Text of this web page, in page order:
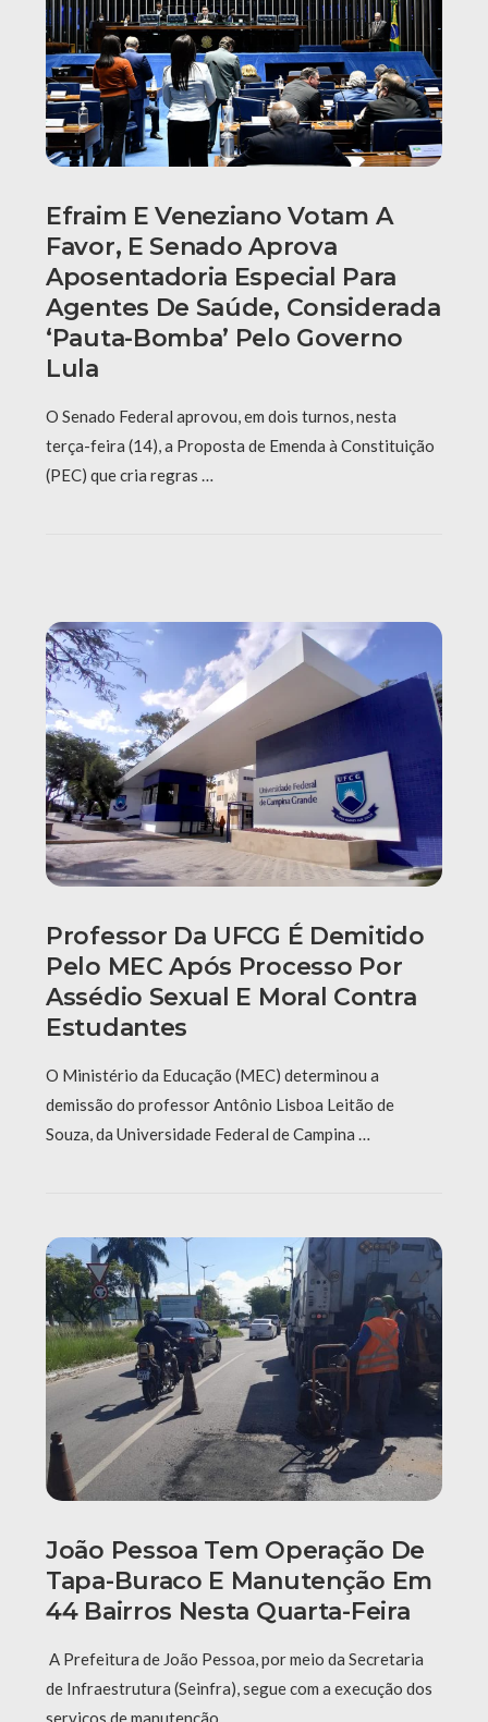
Efraim E Veneziano Votam A
Favor, E Senado Aprova
Aposentadoria Especial Para
Agentes De Saúde, Considerada
‘pauta-Bomba’ Pelo Governo
Lula
O Senado Federal aprovou, em dois turnos, nesta
terça-feira (14), a Proposta de Emenda à Constituição
(PEC) que cria regras …
Professor Da UFCG É Demitido
Pelo MEC Após Processo Por
Assédio Sexual E Moral Contra
Estudantes
O Ministério da Educação (MEC) determinou a
demissão do professor Antônio Lisboa Leitão de
Souza, da Universidade Federal de Campina …
João Pessoa Tem Operação De
Tapa-Buraco E Manutenção Em
44 Bairros Nesta Quarta-Feira
A Prefeitura de João Pessoa, por meio da Secretaria
de Infraestrutura (Seinfra), segue com a execução dos
serviços de manutenção …